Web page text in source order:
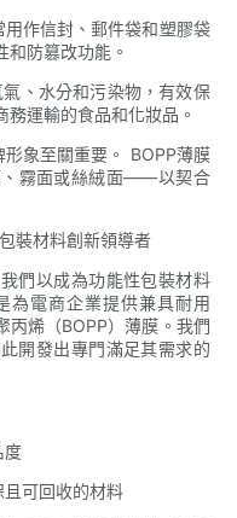
作信封、郵件袋和塑膠袋
防篡改功能。
、水分和污染物，有效保
運輸的食品和化妝品。
象至關重要。 BOPP薄膜
霧面或絲絨面——以契合
裝材料創新領導者
們以成為功能性包裝材料
為電商企業提供兼具耐用
丙烯（BOPP）薄膜。我們
開發出專門滿足其需求的
度
可回收的材料